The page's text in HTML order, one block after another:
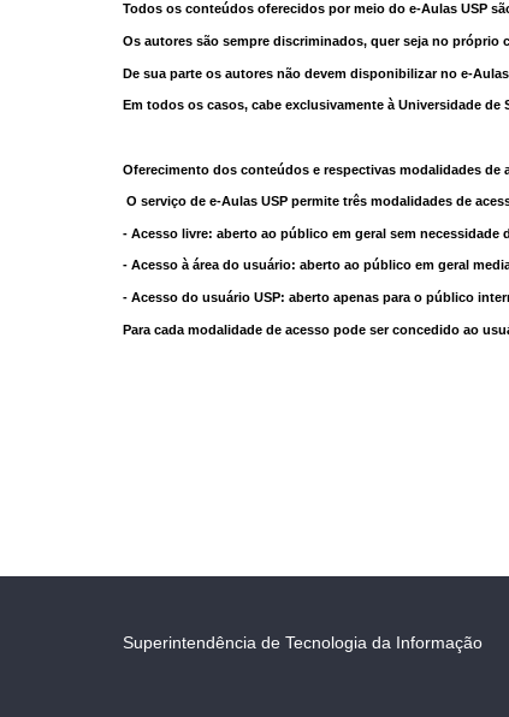
Todos os conteúdos oferecidos por meio do e-Aulas USP
Os autores são sempre discriminados, quer seja no
De sua parte os autores não devem disponibilizar no e-
Em todos os casos, cabe exclusivamente à Universidade
Oferecimento dos conteúdos e respectivas modalidades de
O serviço de e-Aulas USP permite três modalidades de
- Acesso livre: aberto ao público em geral sem necessidade
- Acesso à área do usuário: aberto ao público em geral
- Acesso do usuário USP: aberto apenas para o público
Para cada modalidade de acesso pode ser concedido ao
Superintendência de Tecnologia da Informação